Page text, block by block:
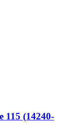
115 (14240-